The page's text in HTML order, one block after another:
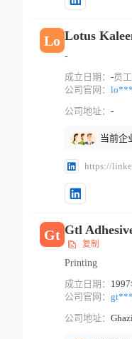
Lo Lotus
-
成立日期： -员工
公司官网：
公司地址： -
当前企
https://
Gt Gtl
复制
Printing
成立日期：
公司官网：
公司地址：